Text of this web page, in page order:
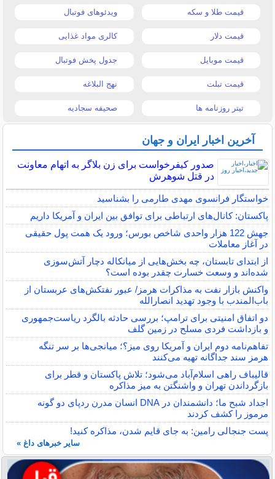
قیمت طلا و سکه ویدئوهای فوتبال
قیمت دلار کالری مواد غذایی
قیمت موبایل جدول پخش فوتبال
قیمت تبلت نهج البلاغه
تیتر روزنامه ها صحیفه سجادیه
آخرین اخبار ایران و جهان
صدور کیفرخواست برای زن بلاگر به اتهام معاونت
در قتل شوهرش
خواستگار فرانسوی مهدی طارمی را بشناسید
پاکستان: کانال‌های ارتباطی برای توافق بین ایران و آمریکا داریم
جهش 122 هزار واحدی شاخص بورس؛ ورود یک همت پول حقیقی
در آغاز معاملات
از ابتدای تابستان، چه بخش‌هایی از میانکاله دچار آتش‌سوزی
شده‌اند و وسعت خسارت چقدر بوده است؟
واکنش بازار نفت به مذاکرات هرمز/ عبور نفتکش‌های عربستان از
باب‌المندب با وجود تهدید انصارالله
دو اتفاق امنیتی برای ترامپ؛ بررسی حادثه بالگرد ریاست‌جمهوری
و بازداشت فردی مسلح در زمین گلف
تفاهم‌نامه دوم ایران و آمریکا روی میز؟؛ میانجی‌ها بر سر تنگه
هرمز سند جداگانه تهیه می‌کنند
قالیباف راهی اسلام‌آباد می‌شود؛ تلاش پاکستان و قطر برای
بازگرداندن تهران و واشنگتن به میز مذاکره
اجداد شبح ما؛ دانشمندان در DNA انسان مدرن ردپای دو گونه
مرموز را کشف کردند
پست جنجالی رامین: به جای قایم شدن، مذاکره کنید!
سایر خبرهای داغ »